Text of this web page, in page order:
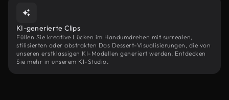
KI-generierte Clips
Füllen Sie kreative Lücken im Handumdrehen mit surrealen,
stilisierten oder abstrakten Das Dessert-Visualisierungen, die von
unseren erstklassigen KI-Modellen generiert werden. Entdecken
Sie mehr in unserem KI-Studio.